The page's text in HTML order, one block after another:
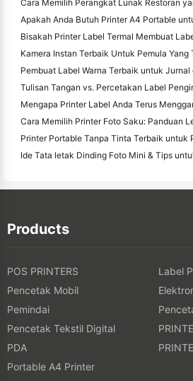
Mengapa Printer Label Anda Terus
Products
POS PRINTERS
Label
Pencetak Mobil
Pemindai
Pencetak Tekstil Digital
PDA
Portable A4 Printer